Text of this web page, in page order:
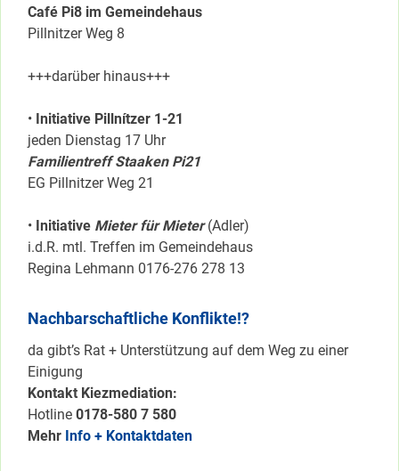
Café Pi8 im Gemeindehaus
Pillnitzer Weg 8
+++darüber hinaus+++
• Initiative Pillnítzer 1-21
jeden Dienstag 17 Uhr
Familientreff Staaken Pi21
EG Pillnitzer Weg 21
• Initiative Mieter für Mieter(Adler)
i.d.R. mtl. Treffen im Gemeindehaus
Regina Lehmann 0176-276 278 13
Nachbarschaftliche Konflikte!?
da gibt’s Rat + Unterstützung auf dem Weg zu einer
Einigung
Kontakt Kiezmediation:
Hotline 0178-580 7 580
Mehr Info + Kontaktdaten